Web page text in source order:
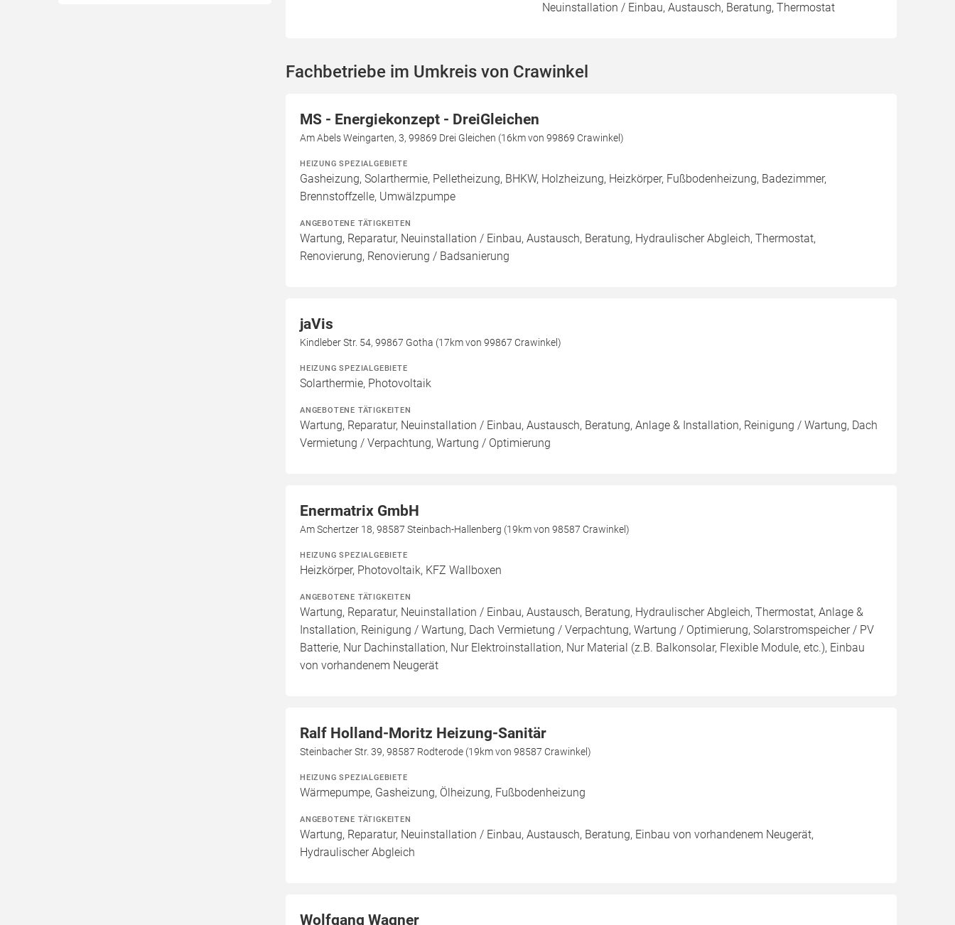
Neuinstallation / Einbau, Austausch, Beratung, Thermostat
Fachbetriebe im Umkreis von Crawinkel
MS - Energiekonzept - DreiGleichen
Am Abels Weingarten, 3, 99869 Drei Gleichen (16km von 99869 Crawinkel)
HEIZUNG SPEZIALGEBIETE
Gasheizung, Solarthermie, Pelletheizung, BHKW, Holzheizung, Heizkörper, Fußbodenheizung, Badezimmer,
Brennstoffzelle, Umwälzpumpe
ANGEBOTENE TÄTIGKEITEN
Wartung, Reparatur, Neuinstallation / Einbau, Austausch, Beratung, Hydraulischer Abgleich, Thermostat,
Renovierung, Renovierung / Badsanierung
jaVis
Kindleber Str. 54, 99867 Gotha (17km von 99867 Crawinkel)
HEIZUNG SPEZIALGEBIETE
Solarthermie, Photovoltaik
ANGEBOTENE TÄTIGKEITEN
Wartung, Reparatur, Neuinstallation / Einbau, Austausch, Beratung, Anlage & Installation, Reinigung / Wartung, Dach
Vermietung / Verpachtung, Wartung / Optimierung
Enermatrix GmbH
Am Schertzer 18, 98587 Steinbach-Hallenberg (19km von 98587 Crawinkel)
HEIZUNG SPEZIALGEBIETE
Heizkörper, Photovoltaik, KFZ Wallboxen
ANGEBOTENE TÄTIGKEITEN
Wartung, Reparatur, Neuinstallation / Einbau, Austausch, Beratung, Hydraulischer Abgleich, Thermostat, Anlage &
Installation, Reinigung / Wartung, Dach Vermietung / Verpachtung, Wartung / Optimierung, Solarstromspeicher / PV
Batterie, Nur Dachinstallation, Nur Elektroinstallation, Nur Material (z.B. Balkonsolar, Flexible Module, etc.), Einbau
von vorhandenem Neugerät
Ralf Holland-Moritz Heizung-Sanitär
Steinbacher Str. 39, 98587 Rodterode (19km von 98587 Crawinkel)
HEIZUNG SPEZIALGEBIETE
Wärmepumpe, Gasheizung, Ölheizung, Fußbodenheizung
ANGEBOTENE TÄTIGKEITEN
Wartung, Reparatur, Neuinstallation / Einbau, Austausch, Beratung, Einbau von vorhandenem Neugerät,
Hydraulischer Abgleich
Wolfgang Wagner